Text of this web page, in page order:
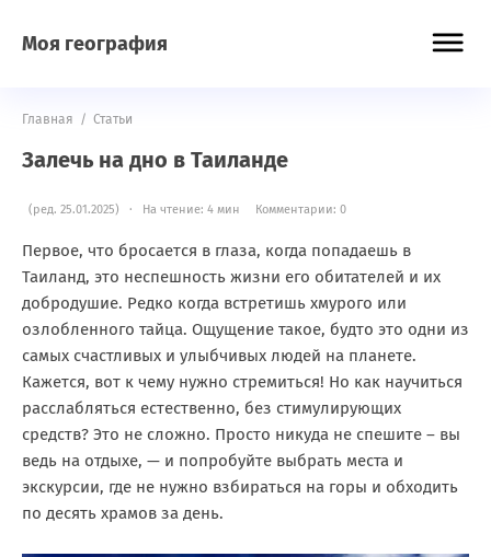
Моя география
Главная / Статьи
Залечь на дно в Таиланде
(ред. 25.01.2025) · На чтение: 4 мин Комментарии: 0
Первое, что бросается в глаза, когда попадаешь в
Таиланд, это неспешность жизни его обитателей и их
добродушие. Редко когда встретишь хмурого или
озлобленного тайца. Ощущение такое, будто это одни из
самых счастливых и улыбчивых людей на планете.
Кажется, вот к чему нужно стремиться! Но как научиться
расслабляться естественно, без стимулирующих
средств? Это не сложно. Просто никуда не спешите – вы
ведь на отдыхе, — и попробуйте выбрать места и
экскурсии, где не нужно взбираться на горы и обходить
по десять храмов за день.